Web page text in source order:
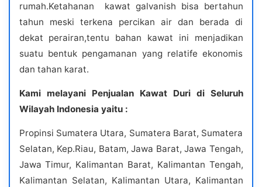
rumah.Ketahanan kawat galvanish bisa bertahun
tahun meski terkena percikan air dan berada di
dekat perairan,tentu bahan kawat ini menjadikan
suatu bentuk pengamanan yang relatife ekonomis
dan tahan karat.
Kami melayani Penjualan Kawat Duri di Seluruh
Wilayah Indonesia yaitu :
Propinsi Sumatera Utara, Sumatera Barat, Sumatera
Selatan, Kep.Riau, Batam, Jawa Barat, Jawa Tengah,
Jawa Timur, Kalimantan Barat, Kalimantan Tengah,
Kalimantan Selatan, Kalimantan Utara, Kalimantan